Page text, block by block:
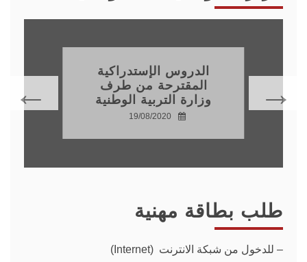
الدروس الإستدراكية
المقترحة من طرف
وزارة التربية الوطنية
19/08/2020
طلب بطاقة مهنية
– للدخول من شبكة الانترنت (Internet)